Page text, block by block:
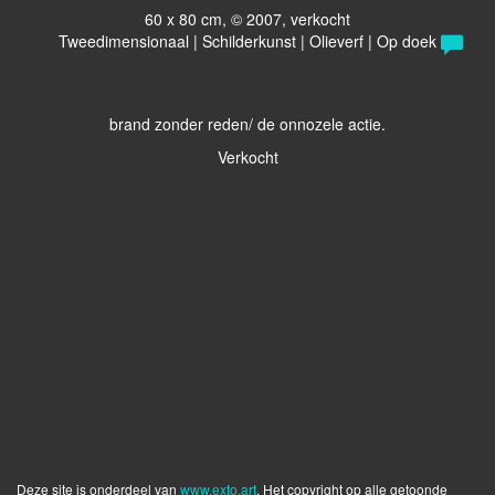
60 x 80 cm, © 2007, verkocht
Tweedimensionaal | Schilderkunst | Olieverf | Op doek
brand zonder reden/ de onnozele actie.
Verkocht
Deze site is onderdeel van www.exto.art. Het copyright op alle getoonde